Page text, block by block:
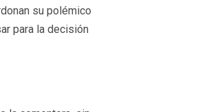
su polémico
para la decisión